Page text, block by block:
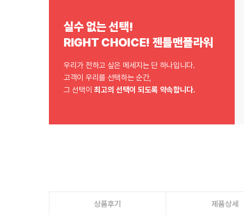
실수 없는 선택!
RIGHT CHOICE! 젠틀맨플라워
우리가 전하고 싶은 메세지는 단 하나입니다.
고객이 우리를 선택하는 순간,
그 선택이최고의 선택이 되도록 약속합니다.
상품후기 제품상세